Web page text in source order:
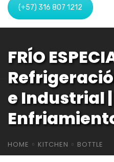
(+57) 316 807 1212
FRÍO
e Industrial |
HOME KITCHEN BOTTLE